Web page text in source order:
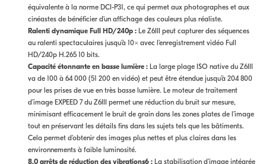
équivalente à la norme DCI-P31, ce qui permet aux photographes et aux
cinéastes de bénéficier d’un affichage des couleurs plus réaliste.
Ralenti dynamique Full HD/240p : Le Z6III peut capturer des séquences
au ralenti spectaculaires jusqu’à 10× avec l’enregistrement vidéo Full
HD/240p H.265 10 bits.
Capacité étonnante en basse lumière : La large plage ISO native du Z6III
va de 100 à 64 000 (51 200 en vidéo) et peut être étendue jusqu’à 204 800
pour les prises de vue en très basse lumière. Le moteur de traitement
d’image EXPEED 7 du Z6III permet une réduction du bruit sur mesure,
minimisant efficacement le bruit de grain dans les zones plates de l’image
tout en préservant les détails fins dans les sujets tels que les bâtiments.
Cela permet d’obtenir des images plus nettes et plus claires dans les
environnements à faible luminosité.
8,0 arrêts de réduction des vibrations6 : La stabilisation d’image intégrée